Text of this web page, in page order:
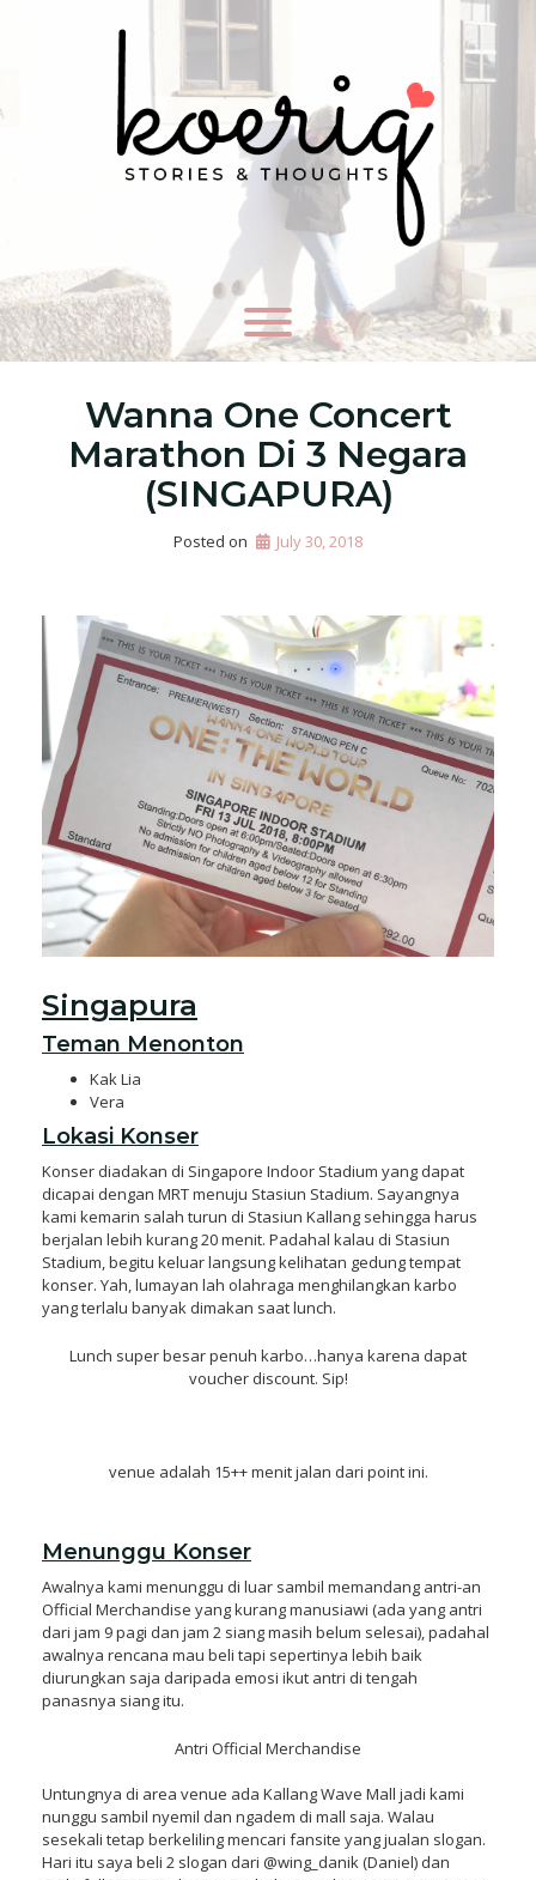
Wanna One Concert
Marathon Di 3 Negara
(SINGAPURA)
Posted on July 30, 2018
Singapura
Teman Menonton
Kak Lia
Vera
Lokasi Konser
Konser diadakan di Singapore Indoor Stadium yang dapat
dicapai dengan MRT menuju Stasiun Stadium. Sayangnya
kami kemarin salah turun di Stasiun Kallang sehingga harus
berjalan lebih kurang 20 menit. Padahal kalau di Stasiun
Stadium, begitu keluar langsung kelihatan gedung tempat
konser. Yah, lumayan lah olahraga menghilangkan karbo
yang terlalu banyak dimakan saat lunch.
Lunch super besar penuh karbo…hanya karena dapat
voucher discount. Sip!
venue adalah 15++ menit jalan dari point ini.
Menunggu Konser
Awalnya kami menunggu di luar sambil memandang antri-an
Official Merchandise yang kurang manusiawi (ada yang antri
dari jam 9 pagi dan jam 2 siang masih belum selesai), padahal
awalnya rencana mau beli tapi sepertinya lebih baik
diurungkan saja daripada emosi ikut antri di tengah
panasnya siang itu.
Antri Official Merchandise
Untungnya di area venue ada Kallang Wave Mall jadi kami
nunggu sambil nyemil dan ngadem di mall saja. Walau
sesekali tetap berkeliling mencari fansite yang jualan slogan.
Hari itu saya beli 2 slogan dari @wing_danik (Daniel) dan